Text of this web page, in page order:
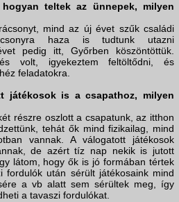
teltek az ünnepek, milyen
mind az új évet szűk családi
haza is tudtunk utazni
pedig itt, Győrben köszöntöttük.
volt, igyekeztem feltöltődni, és
feladatokra.
játékosok is a csapathoz, milyen
részre oszlott a csapatunk, az itthon
tehát ők mind fizikailag, mind
vannak. A válogatott játékosok
de azért tíz nap nekik is jutott
látom, hogy ők is jó formában tértek
fordulók után sérült játékosaink mind
a vb alatt sem sérültek meg, így
a tavaszi fordulókat.